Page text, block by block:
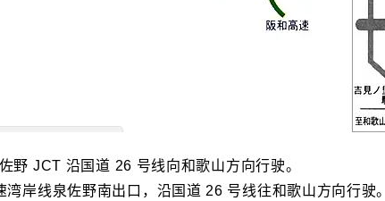
野 JCT 沿国道 26 号线向和歌山方向行驶。
野南出口，沿国道 26 号线往和歌山方向行驶。